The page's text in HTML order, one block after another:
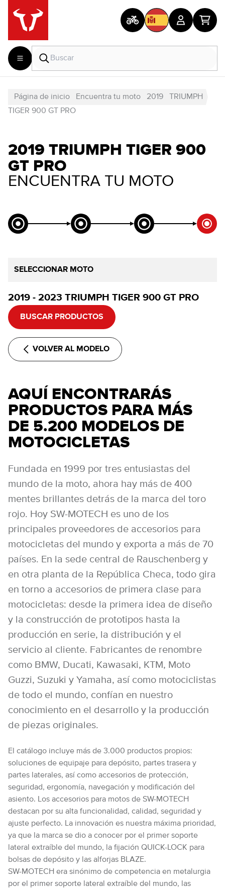
Página de inicio Encuentra tu moto 2019
TRIUMPH
TIGER 900 GT PRO
2019 TRIUMPH TIGER 900
GT PRO
ENCUENTRA TU MOTO
SELECCIONAR MOTO
2019 - 2023 TRIUMPH TIGER 900 GT PRO
BUSCAR PRODUCTOS
VOLVER AL MODELO
AQUÍ ENCONTRARÁS
PRODUCTOS PARA MÁS
DE 5.200 MODELOS DE
MOTOCICLETAS
Fundada en 1999 por tres entusiastas del
mundo de la moto, ahora hay más de 400
mentes brillantes detrás de la marca del toro
rojo. Hoy SW-MOTECH es uno de los
principales proveedores de accesorios para
motocicletas del mundo y exporta a más de 70
países. En la sede central de Rauschenberg y
en otra planta de la República Checa, todo gira
en torno a accesorios de primera clase para
motocicletas: desde la primera idea de diseño
y la construcción de prototipos hasta la
producción en serie, la distribución y el
servicio al cliente. Fabricantes de renombre
como BMW, Ducati, Kawasaki, KTM, Moto
Guzzi, Suzuki y Yamaha, así como motociclistas
de todo el mundo, confían en nuestro
conocimiento en el desarrollo y la producción
de piezas originales.
El catálogo incluye más de 3.000 productos propios:
soluciones de equipaje para depósito, partes trasera y
partes laterales, así como accesorios de protección,
seguridad, ergonomía, navegación y modificación del
asiento. Los accesorios para motos de SW-MOTECH
destacan por su alta funcionalidad, calidad, seguridad y
ajuste perfecto. La innovación es nuestra máxima prioridad,
ya que la marca se dio a conocer por el primer soporte
lateral extraíble del mundo, la fijación QUICK-LOCK para
bolsas de depósito y las alforjas BLAZE.
SW-MOTECH era sinónimo de competencia en metalurgia
por el primer soporte lateral extraíble del mundo, las